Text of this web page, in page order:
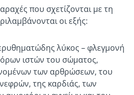
που σχετίζονται με τη
οι εξής:
λύκος – φλεγμονή
ιστών του σώματος,
των αρθρώσεων, του
της καρδιάς, των